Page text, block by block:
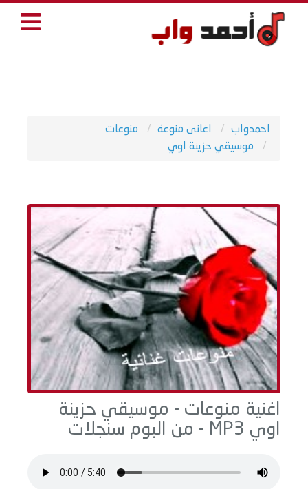
احمدواب اغانى منوعة
منوعات
موسيقي حزينة اوي
اغنية منوعات - موسيقي حزينة
اوي MP3 - من البوم سنجلات